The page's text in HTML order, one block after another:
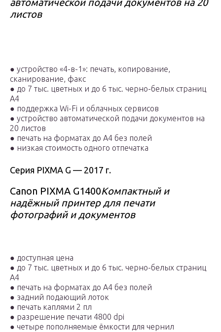
автоматической подачи документов на 20
листов
● устройство «4-в-1»: печать, копирование,
сканирование, факс
● до 7 тыс. цветных и до 6 тыс. черно-белых страниц
А4
● поддержка Wi-Fi и облачных сервисов
● устройство автоматической подачи документов на
20 листов
● печать на форматах до А4 без полей
● низкая стоимость одного отпечатка
Серия PIXMA G — 2017 г.
Canon PIXMA G1400Компактный и
надёжный принтер для печати
фотографий и документов
● доступная цена
● до 7 тыс. цветных и до 6 тыс. черно-белых страниц
А4
● печать на форматах до А4 без полей
● задний подающий лоток
● печать каплями 2 пл
● разрешение печати 4800 dpi
● четыре пополняемые ёмкости для чернил